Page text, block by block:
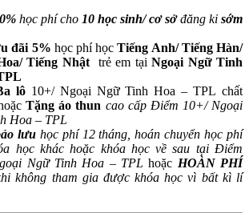
học phí cho 10 học sinh/ cơ sởđăng ki sớm
đãi 5% học phí họcTiếng Anh/ Tiếng Hàn/
Tiếng Nhật trẻ em tại Ngoại Ngữ Tinh
lô10+/ Ngoại Ngữ Tinh Hoa – TPL chất
Tặng áo thun cao cấp Điểm 10+/ Ngoại
Hoa – TPL
lưuhọc phí 12 tháng, hoán chuyển học phí
học khác hoặc khóa học về sau tại Điểm
Ngữ Tinh Hoa – TPL hoặc HOÀN PHÍ
không tham gia được khóa học vì bất kì lí